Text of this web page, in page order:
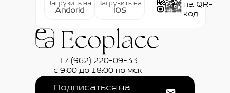
Загрузить на
Andorid
Загрузить на
IOS
на QR-
код
+7 (962) 220-09-33
с 9:00 до 18:00 по мск
Подписаться на